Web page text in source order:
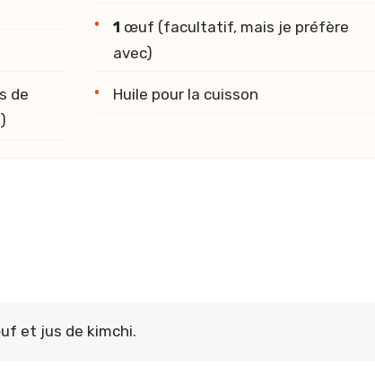
de
1 œuf (facultatif, mais je préfère
avec)
Huile pour la cuisson
et jus de kimchi.